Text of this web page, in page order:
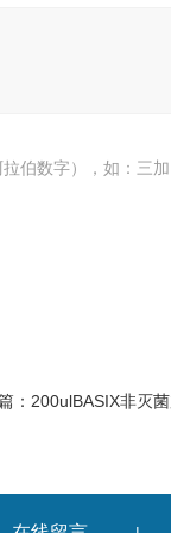
伯数字），如：三
： 200ulBASIX非灭